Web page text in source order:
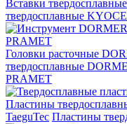
Вставки
твердосплавные
PRAMET
Головки расточные
твердосплавные
PRAMET
Пластины
TaeguTec Пластины